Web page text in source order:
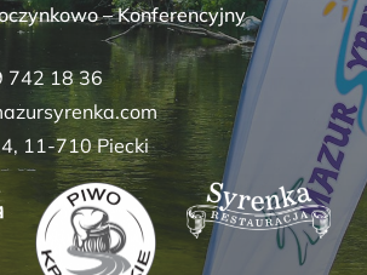
– Konferencyjny
742 18 36
11-710 Piecki